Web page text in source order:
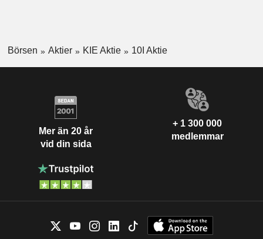
Börsen Aktier KIE Aktie 10I Aktie
Mer än 20 år
vid din sida
+ 1 300 000
medlemmar